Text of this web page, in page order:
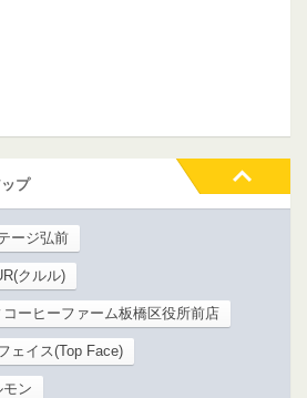
プ
ージ弘前
クルル)
ーヒーファーム板橋区役所前店
ェイス(Top Face)
ン